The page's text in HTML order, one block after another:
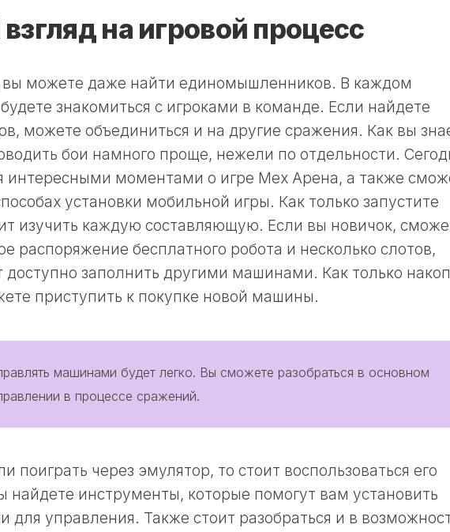
на игровой процесс
вы можете даже найти единомышленников. В каждом
знакомиться с игроками в команде. Если найдете
можете объединиться и на другие сражения. Как вы
бои намного проще, нежели по отдельности.
интересными моментами о игре Мех Арена, а также
установки мобильной игры. Как только запустите
изучить каждую составляющую. Если вы новичок,
распоряжение бесплатного робота и несколько слотов,
доступно заполнить другими машинами. Как только
приступить к покупке новой машины.
машинами будет легко. Вы сможете разобраться в основном
в процессе сражений.
поиграть через эмулятор, то стоит воспользоваться его
найдете инструменты, которые помогут вам установить
для управления. Также стоит разобраться и в